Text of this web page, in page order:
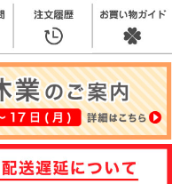
お名
前シ
ール
アイ
ロン
シー
ル
お買
い得
セッ
ト
スタ
ンプ
その
他